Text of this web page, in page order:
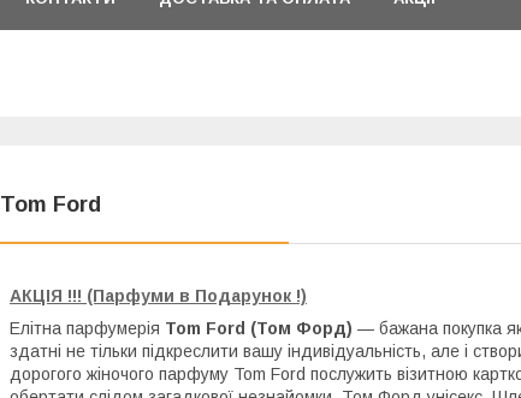
Tom Ford
АКЦІЯ !!! (Парфуми в Подарунок !)
Елітна парфумерія Tom Ford (Том Форд) — бажана покупка як
здатні не тільки підкреслити вашу індивідуальність, але і
дорогого жіночого парфуму Tom Ford послужить візитною